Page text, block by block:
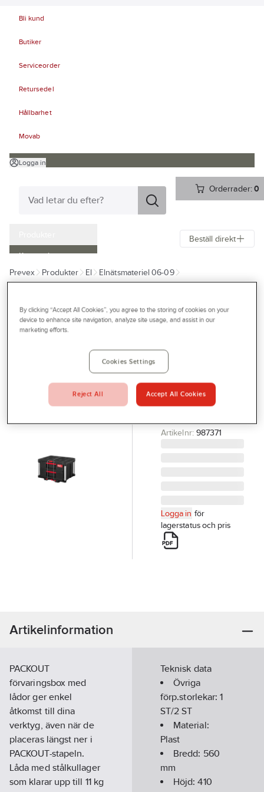
Bli kund
Butiker
Serviceorder
Retursedel
Hållbarhet
Movab
Logga in
Orderrader:0
Kampanjer
Outlet
Bli kund
Profilshop
Serviceverkstad
Företagsprofilering
Beställ direkt
Prevex Produkter El
Elnätsmateriel 06-09
MILWAUKEE
Milwaukee 2
LÅDOR PACKOUT
MILWAUKEE
4932472129
Artikelnr: 987371
Logga in för
lagerstatus och pris
Artikelinformation
PACKOUT
förvaringsbox med
lådor ger enkel
åtkomst till dina
verktyg, även när de
placeras längst ner i
PACKOUT-stapeln.
Låda med stålkullager
som klarar upp till 11 kg
Teknisk data
Övriga
förp.storlekar:1
ST/2 ST
Material:
Plast
Bredd: 560
mm
Höjd:410
By clicking “Accept All Cookies”, you agree to the storing of cookies on your
device to enhance site navigation, analyze site usage, and assist in our
marketing efforts.
Cookies Settings
Reject All Accept All Cookies